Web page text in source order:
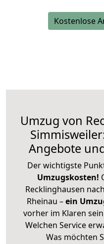
Kostenlose
Umzug von
Angebote
Der wichtigste
Umzugskosten!
Recklinghausen
Rheinau –ein
vorher im Klaren
Welchen Service
Was möchten